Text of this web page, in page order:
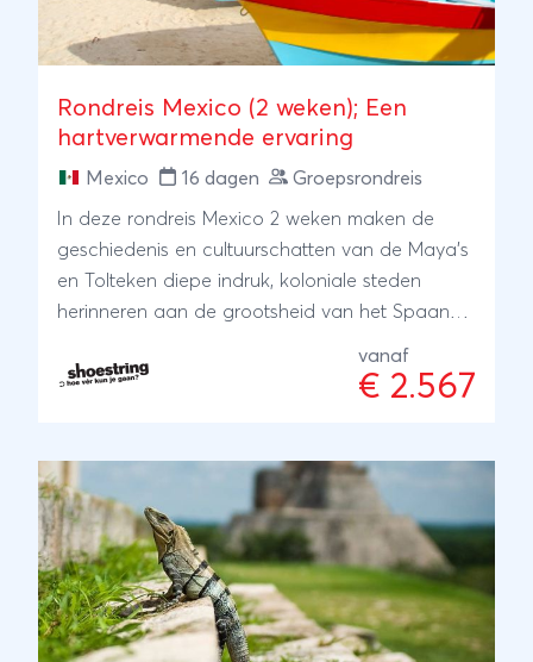
Rondreis Mexico (2 weken); Een
hartverwarmende ervaring
Mexico 16 dagen Groepsrondreis
In deze rondreis Mexico 2 weken maken de
geschiedenis en cultuurschatten van de Maya's
en Tolteken diepe indruk, koloniale steden
herinneren aan de grootsheid van het Spaanse
keizerrijk. Indianendorpen en bonte lokale
markten laten een ander aspect van Mexico
een glimlach: 'Doe of je thuis bent.' De grote
verscheidenheid van Mexico ontdekken is dan
ook een hartverwarmende ervaring.
vanaf
€ 2.567